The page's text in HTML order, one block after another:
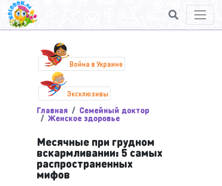
Война в Украине
Эксклюзивы
Главная Семейный доктор
Женское здоровье
Месячные при грудном
вскармливании: 5 самых
распространенных
мифов